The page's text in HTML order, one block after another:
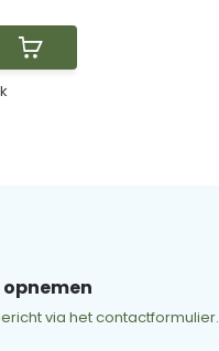
via het contactformulier.